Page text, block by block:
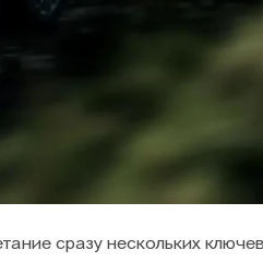
сразу нескольких